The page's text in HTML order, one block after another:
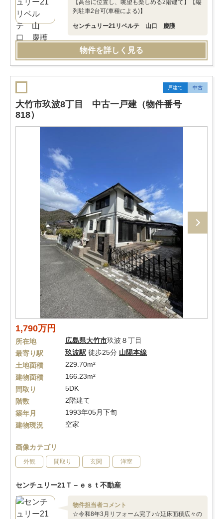
【高台に位置し、眺望も楽しめる2階建て】【縦
列駐車2台可(車種による)】
センチュリー21リベルテ 山口 慶護
物件を詳しく見る
戸建て 中古
大竹市玖波8丁目 中古一戸建（物件番号
818）
1,790万円
所在地 広島県大竹市玖波８丁目
最寄り駅
玖波駅 徒歩25分 山陽本線
土地面積
229.70m²
建物面積
166.23m²
間取り
5DK
階数
2階建て
築年月
1993年05月下旬
建物現況
空家
画像カテゴリ
外観 間取り 玄関 洋室
センチュリー21Ｔ－ｅｓｔ不動産
物件担当者コメント
☆令和8年3月リフォーム完了♪☆延床面積広々の